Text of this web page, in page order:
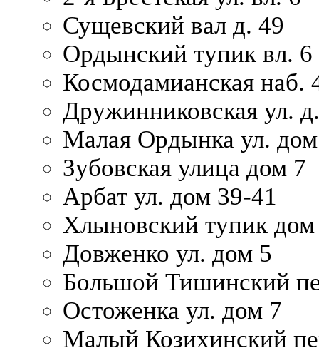
Сущевский вал д. 49
Ордынский тупик вл. 6
Космодамианская наб.
Дружинниковская ул.
Малая Ордынка ул.
Зубовская улица дом 7
Арбат ул. дом 39-41
Хлыновский тупик
Довженко ул. дом 5
Большой Тишинский
Остоженка ул. дом 7
Малый Козихинский